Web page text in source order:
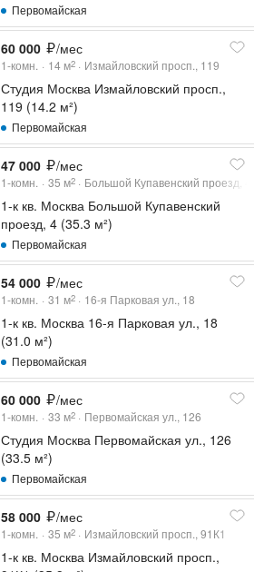
Первомайская
60 000 /мес
1-комн. 14 м2 Измайловский просп., 119
Студия Москва Измайловский просп.,
119 (14.2 м²)
Первомайская
47 000 /мес
1-комн. 35 м2 Большой Купавенский проезд, 4
1-к кв. Москва Большой Купавенский
проезд, 4 (35.3 м²)
Первомайская
54 000 /мес
1-комн. 31 м2 16-я Парковая ул., 18
1-к кв. Москва 16-я Парковая ул., 18
(31.0 м²)
Первомайская
60 000 /мес
1-комн. 33 м2 Первомайская ул., 126
Студия Москва Первомайская ул., 126
(33.5 м²)
Первомайская
58 000 /мес
1-комн. 35 м2 Измайловский просп., 91К1
1-к кв. Москва Измайловский просп.,